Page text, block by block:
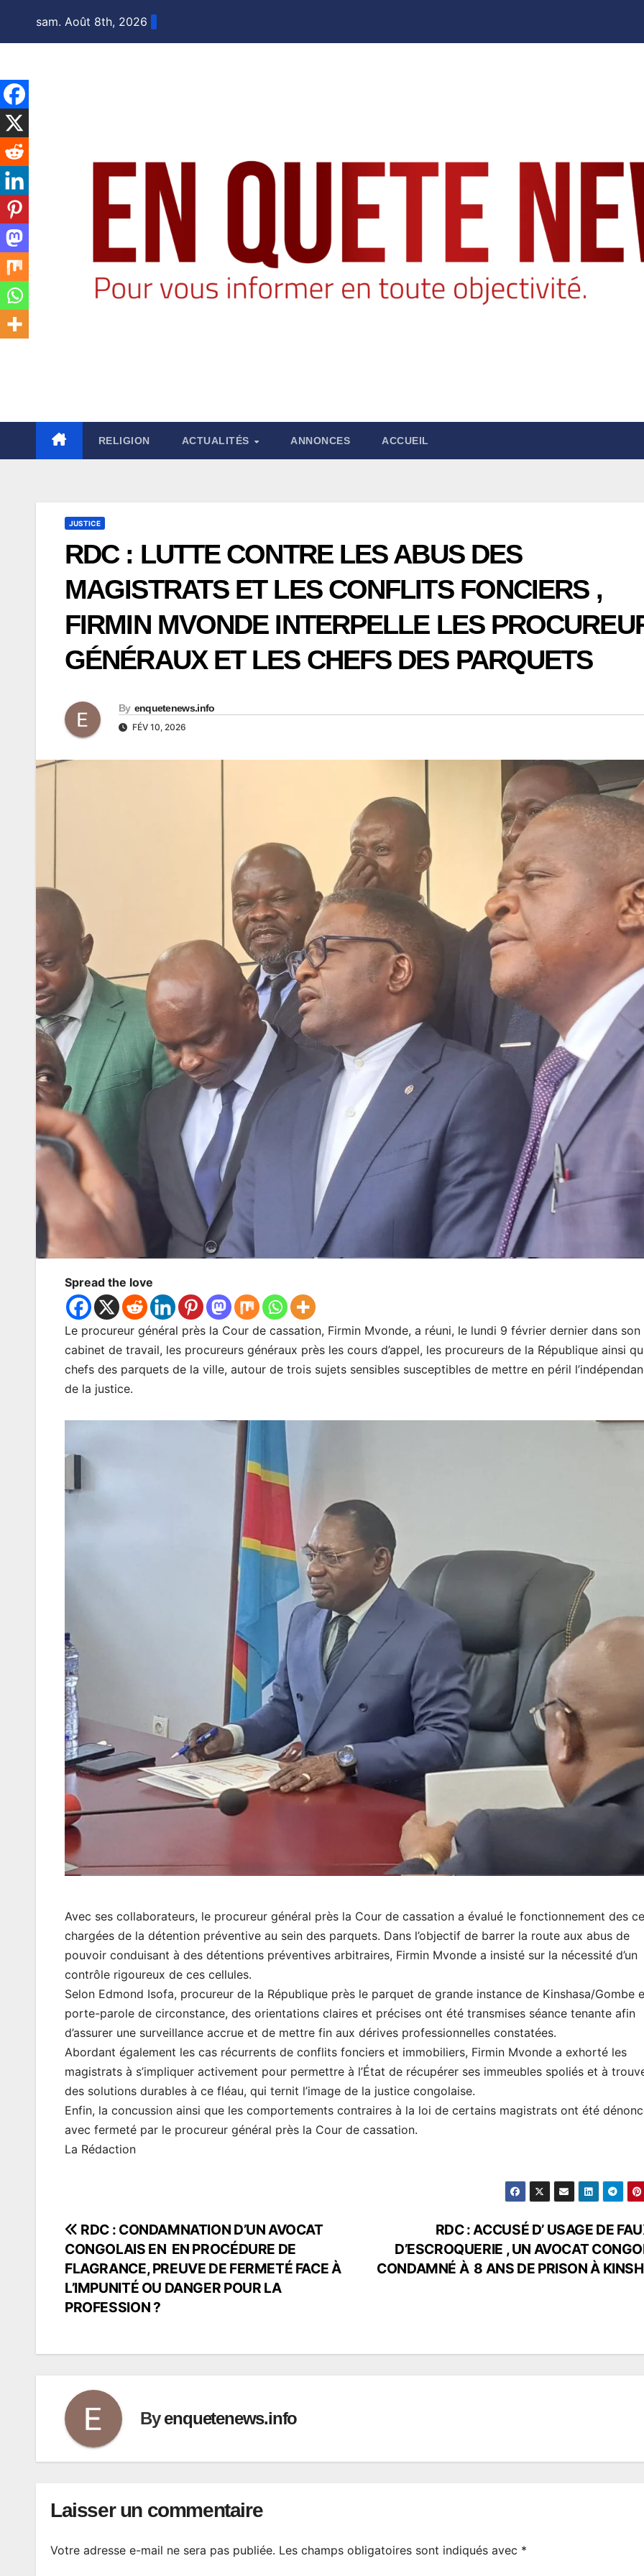
sam. Août 8th, 2026
RELIGION ACTUALITÉS ANNONCES ACCUEIL
JUSTICE
RDC : LUTTE CONTRE LES ABUS DES
MAGISTRATS ET LES CONFLITS FONCIERS ,
FIRMIN MVONDE INTERPELLE LES
GÉNÉRAUX ET LES CHEFS DES PARQUETS
By enquetenews.info
FÉV 10, 2026
Spread the love
Le procureur général près la Cour de cassation, Firmin Mvonde, a réuni, le lundi 9 février dernier dans son
cabinet de travail, les procureurs généraux près les cours d’appel, les procureurs de la République ainsi
chefs des parquets de la ville, autour de trois sujets sensibles susceptibles de mettre en péril
de la justice.
Avec ses collaborateurs, le procureur général près la Cour de cassation a évalué le fonctionnement des
chargées de la détention préventive au sein des parquets. Dans l’objectif de barrer la route aux abus de
pouvoir conduisant à des détentions préventives arbitraires, Firmin Mvonde a insisté sur la nécessité d’un
contrôle rigoureux de ces cellules.
Selon Edmond Isofa, procureur de la République près le parquet de grande instance de Kinshasa/Gombe
porte-parole de circonstance, des orientations claires et précises ont été transmises séance tenante afin
d’assurer une surveillance accrue et de mettre fin aux dérives professionnelles constatées.
Abordant également les cas récurrents de conflits fonciers et immobiliers, Firmin Mvonde a exhorté les
magistrats à s’impliquer activement pour permettre à l’État de récupérer ses immeubles spoliés et à
des solutions durables à ce fléau, qui ternit l’image de la justice congolaise.
Enfin, la concussion ainsi que les comportements contraires à la loi de certains magistrats ont été
avec fermeté par le procureur général près la Cour de cassation.
La Rédaction
Navigation
de
l’article
RDC : ACCUSÉ D’ USAGE DE
D’ESCROQUERIE , UN AVOCAT
CONDAMNÉ À 8 ANS DE PRISON À
RDC : CONDAMNATION D’UN AVOCAT
CONGOLAIS EN EN PROCÉDURE DE
FLAGRANCE, PREUVE DE FERMETÉ FACE À
L’IMPUNITÉ OU DANGER POUR LA
PROFESSION ?
Byenquetenews.info
Laisser un commentaire
Votre adresse e-mail ne sera pas publiée. Les champs obligatoires sont indiqués avec *